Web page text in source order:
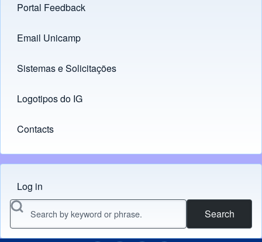
Footer menu
Portal Feedback
Links
Email Unicamp
(opens in new tab)
Sistemas e Solicitações
(opens in new tab)
Logotipos do IG
(opens in new tab)
Contacts
Menu do usuário
Log in
Search